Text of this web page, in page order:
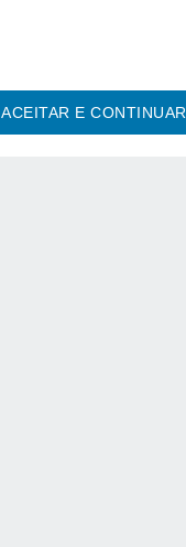
ACEITAR E CONTINUAR